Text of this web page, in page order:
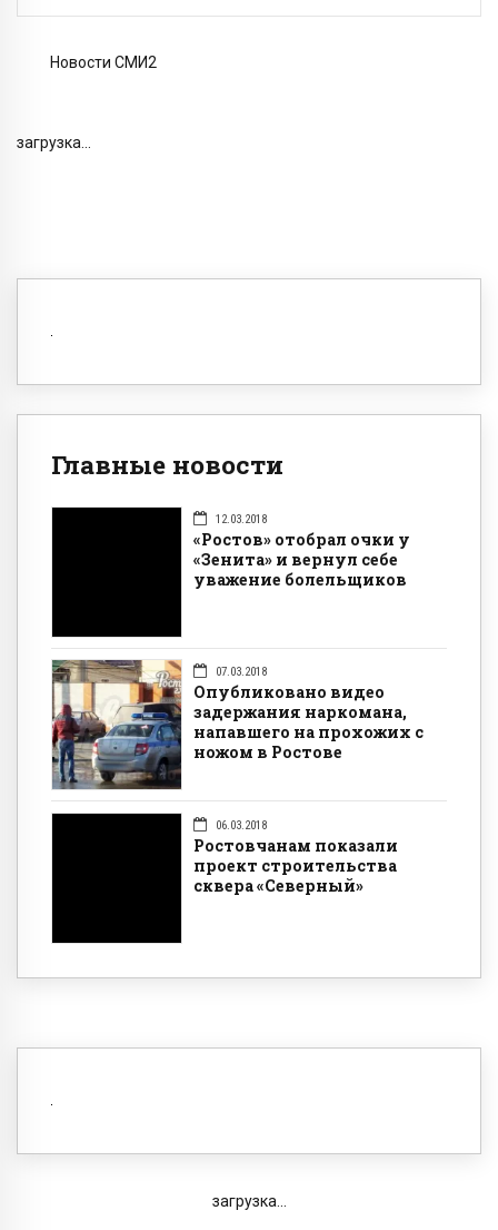
Новости СМИ2
загрузка...
Главные новости
12.03.2018
«Ростов» отобрал очки у
«Зенита» и вернул себе
уважение болельщиков
07.03.2018
Опубликовано видео
задержания наркомана,
напавшего на прохожих с
ножом в Ростове
06.03.2018
Ростовчанам показали
проект строительства
сквера «Северный»
загрузка...